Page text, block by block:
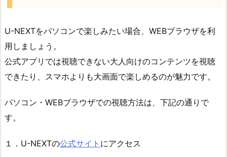
U-NEXTをパソコンで楽しみたい場合、WEBブラウザを利
用しましょう。
公式アプリでは視聴できない大人向けのコンテンツを視聴
できたり、スマホよりも大画面で楽しめるのが魅力です。
パソコン・WEBブラウザでの視聴方法は、下記の通りで
す。
１．U-NEXTの公式サイト にアクセス